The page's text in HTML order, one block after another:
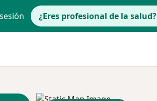
¿Eres profesional de la salud?